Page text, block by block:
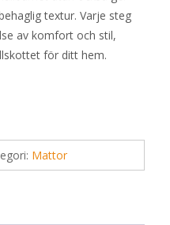
textur. Varje steg
av komfort och stil,
för ditt hem.
Mattor